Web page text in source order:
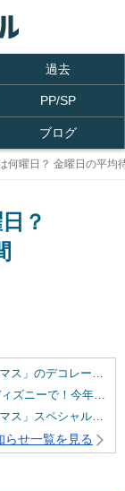
過去
PP/SP
ブログ
何曜日？ 金曜日の平均
？
[blog] ディズニーランド「ディズニー・クリスマス」のデコレーションをご紹介！
[blog] 【ディズニーお正月2025】年の初めもディズニーで！今年のお正月イベント内容は？
[blog] ディズニーランド「ディズニー・クリスマス」スペシャルメニューをご紹介♪
らせ一覧を見る